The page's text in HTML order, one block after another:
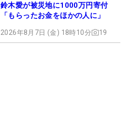
鈴木愛が被災地に1000万円寄付
「もらったお金をほかの人に」
2026年8月7日 (金) 18時10分 19